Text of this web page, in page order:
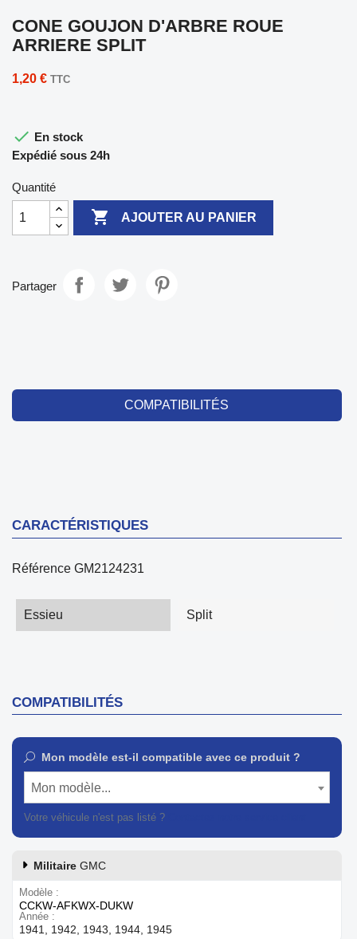
CONE GOUJON D'ARBRE ROUE
ARRIERE SPLIT
1,20 € TTC
 En stock
Expédié sous 24h
Quantité
 AJOUTER AU PANIER
Partager
COMPATIBILITÉS
CARACTÉRISTIQUES
Référence GM2124231
Essieu Split
COMPATIBILITÉS
Mon modèle est-il compatible avec ce produit ?
Mon modèle...
Votre véhicule n'est pas listé ?
Militaire GMC
Modèle
CCKW-AFKWX-DUKW
Année
1941, 1942, 1943, 1944, 1945